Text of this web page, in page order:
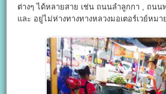
ต่างๆ ได้หลายสาย เช่น ถนนลำลูกกา , ถน
และ อยู่ไม่ห่างทางทางหลวงมอเตอร์เวย์หมา